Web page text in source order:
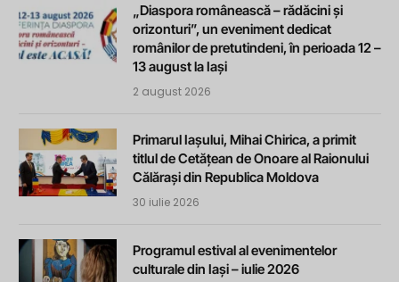
„Diaspora românească – rădăcini și
orizonturi”, un eveniment dedicat
românilor de pretutindeni, în perioada 12 –
13 august la Iași
2 august 2026
Primarul Iașului, Mihai Chirica, a primit
titlul de Cetățean de Onoare al Raionului
Călărași din Republica Moldova
30 iulie 2026
Programul estival al evenimentelor
culturale din Iași – iulie 2026